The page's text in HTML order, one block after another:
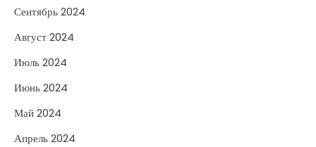
Сентябрь 2024
Август 2024
Июль 2024
Июнь 2024
Май 2024
Апрель 2024